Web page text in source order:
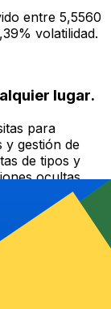
entre 5,5560
volatilidad.
lugar.
para
y gestión de
de tipos y
ocultas.